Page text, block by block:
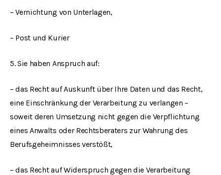
– Vernichtung von Unterlagen,
– Post und Kurier
5. Sie haben Anspruch auf:
– das Recht auf Auskunft über Ihre Daten und das Recht,
eine Einschränkung der Verarbeitung zu verlangen –
soweit deren Umsetzung nicht gegen die Verpflichtung
eines Anwalts oder Rechtsberaters zur Wahrung des
Berufsgeheimnisses verstößt,
– das Recht auf Widerspruch gegen die Verarbeitung